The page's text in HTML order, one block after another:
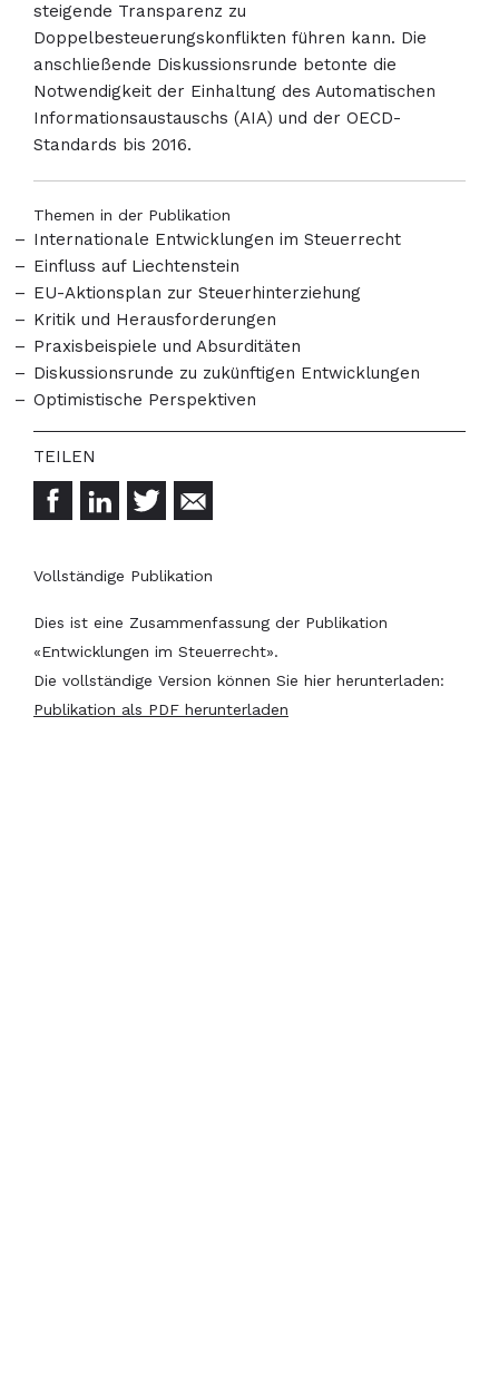
steigende Transparenz zu
Doppelbesteuerungskonflikten führen kann. Die
anschließende Diskussionsrunde betonte die
Notwendigkeit der Einhaltung des Automatischen
Informationsaustauschs (AIA) und der OECD-
Standards bis 2016.
Themen in der Publikation
Internationale Entwicklungen im Steuerrecht
Einfluss auf Liechtenstein
EU-Aktionsplan zur Steuerhinterziehung
Kritik und Herausforderungen
Praxisbeispiele und Absurditäten
Diskussionsrunde zu zukünftigen Entwicklungen
Optimistische Perspektiven
Vollständige Publikation
Dies ist eine Zusammenfassung der Publikation
«Entwicklungen im Steuerrecht».
Die vollständige Version können Sie hier herunterladen:
Publikation als PDF herunterladen